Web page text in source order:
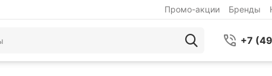
Промо-акции Бренды
+7